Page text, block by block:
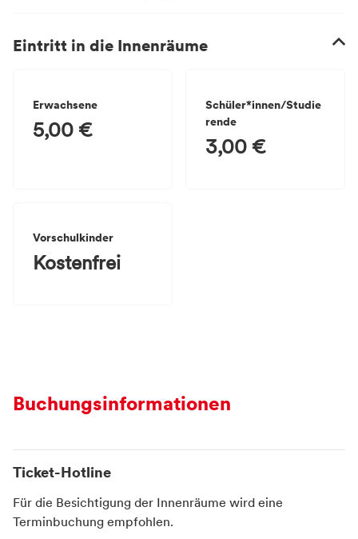
Eintritt in die Innenräume
Erwachsene
5,00 €
Schüler*innen/Studie
rende
3,00 €
Vorschulkinder
Kostenfrei
Buchungsinformationen
Ticket-Hotline
Für die Besichtigung der Innenräume wird eine
Terminbuchung empfohlen.